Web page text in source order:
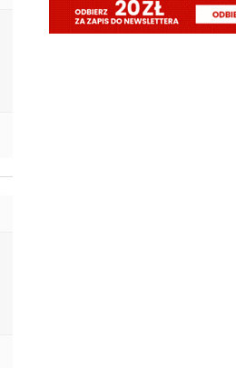
Ostatnie dwa sezony połowę
prawie wszystko, o dziwo w pl